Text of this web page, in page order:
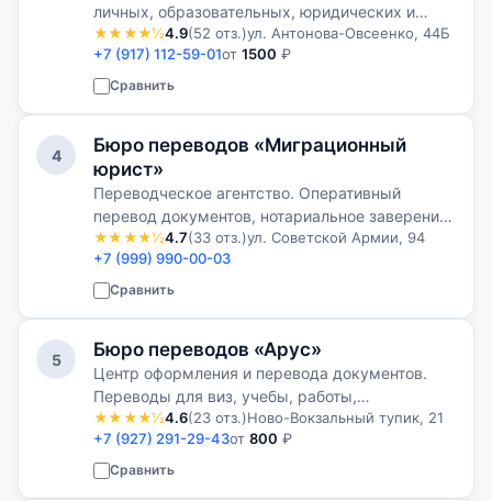
личных, образовательных, юридических и
иных документов с последующим
нотариальным заверением. Консультации по
апостилю и легализации документов.
★★★★½4.9(52 отз.)ул. Антонова-Овсеенко, 44Б
+7 (917) 112-59-01от 1500 ₽
Сравнить
4
Бюро переводов «Миграционный
юрист»
Переводческое агентство. Оперативный
перевод документов, нотариальное заверение,
апостиль и подготовка документов для
использования в России и за границей.
★★★★½4.7(33 отз.)ул. Советской Армии, 94
+7 (999) 990-00-03
Сравнить
5 Бюро переводов «Арус»
Центр оформления и перевода документов.
Переводы для виз, учебы, работы,
регистрации брака, получения гражданства и
других официальных процедур.
★★★★½4.6(23 отз.)Ново-Вокзальный тупик, 21
+7 (927) 291-29-43от 800 ₽
Сравнить